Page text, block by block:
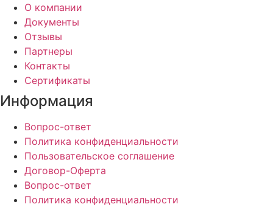
О компании
Документы
Отзывы
Партнеры
Контакты
Сертификаты
Информация
Вопрос-ответ
Политика конфиденциальности
Пользовательское соглашение
Договор-Оферта
Вопрос-ответ
Политика конфиденциальности